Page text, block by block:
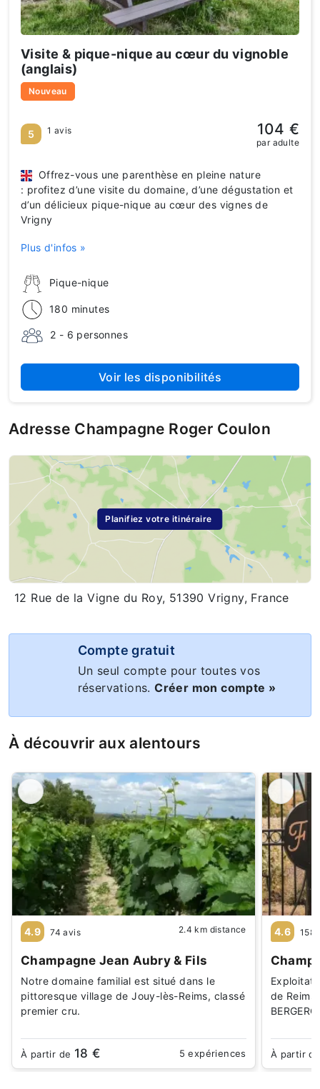
Visite & pique-nique au cœur du vignoble
(anglais)
Nouveau
Pique-nique
180 minutes
2 - 6 personnes
Offrez-vous une parenthèse en pleine nature
: profitez d’une visite du domaine, d’une dégustation et
d’un délicieux pique-nique au cœur des vignes de
Vrigny
Plus d'infos »
5 1 avis 104 €
par adulte
Voir les disponibilités
Adresse Champagne Roger Coulon
Planifiez votre itinéraire
12 Rue de la Vigne du Roy, 51390 Vrigny, France
Compte gratuit
Un seul compte pour toutes vos
réservations.Créer mon compte »
À découvrir aux alentours
4.9 74 avis 2.4 km distance
Champagne Jean Aubry & Fils
Notre domaine familial est situé dans le
pittoresque village de Jouy-lès-Reims, classé
premier cru.
À partir de 18 € 5 expériences
4.6 158
de Reims
À partir